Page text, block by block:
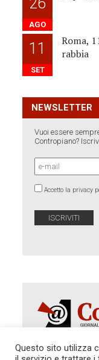
AGO
11
SET
Roma,
rabbia
NEWSLETTER
Vuoi essere
Contropiano?
Accetto la privacy
Questo sito utilizza